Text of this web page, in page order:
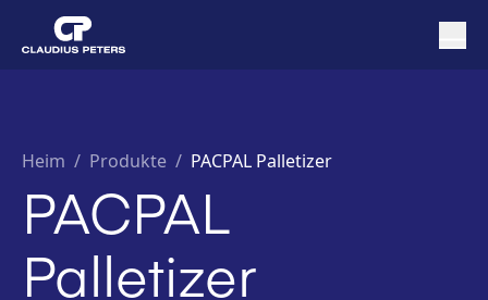
Heim / Produkte / PACPAL Palletizer
PACPAL
Palletizer